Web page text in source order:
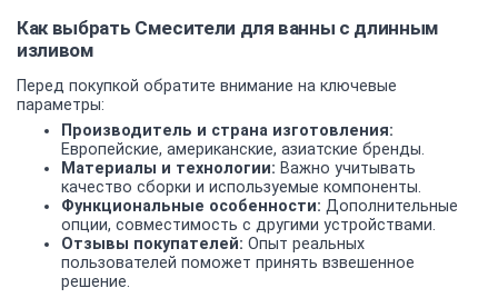
Как выбрать Смесители для ванны с длинным
изливом
Перед покупкой обратите внимание на ключевые
параметры:
Производитель и страна изготовления:
Европейские, американские, азиатские бренды.
Материалы и технологии: Важно учитывать
качество сборки и используемые компоненты.
Функциональные особенности: Дополнительные
опции, совместимость с другими устройствами.
Отзывы покупателей: Опыт реальных
пользователей поможет принять взвешенное
решение.